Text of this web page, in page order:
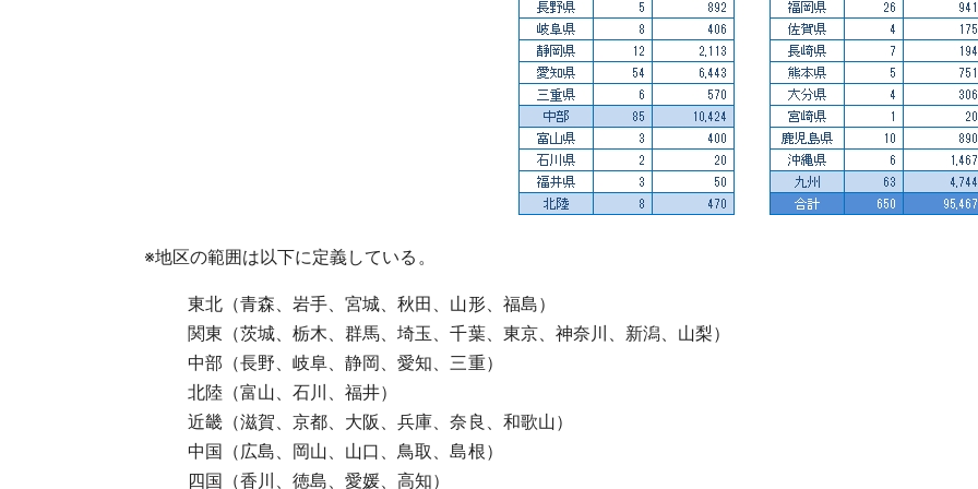
※地区の範囲は以下に定義している。
東北（青森、岩手、宮城、秋田、山形、福島）
関東（茨城、栃木、群馬、埼玉、千葉、東京、神奈川、新潟、山梨）
中部（長野、岐阜、静岡、愛知、三重）
北陸（富山、石川、福井）
近畿（滋賀、京都、大阪、兵庫、奈良、和歌山）
中国（広島、岡山、山口、鳥取、島根）
四国（香川、徳島、愛媛、高知）